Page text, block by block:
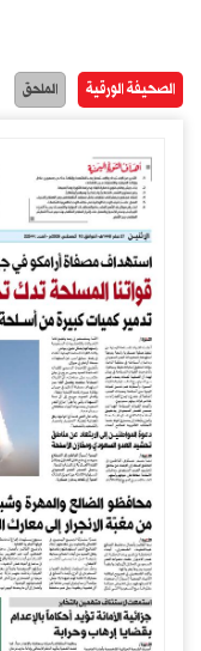
الصحيفة الورقية الملحق